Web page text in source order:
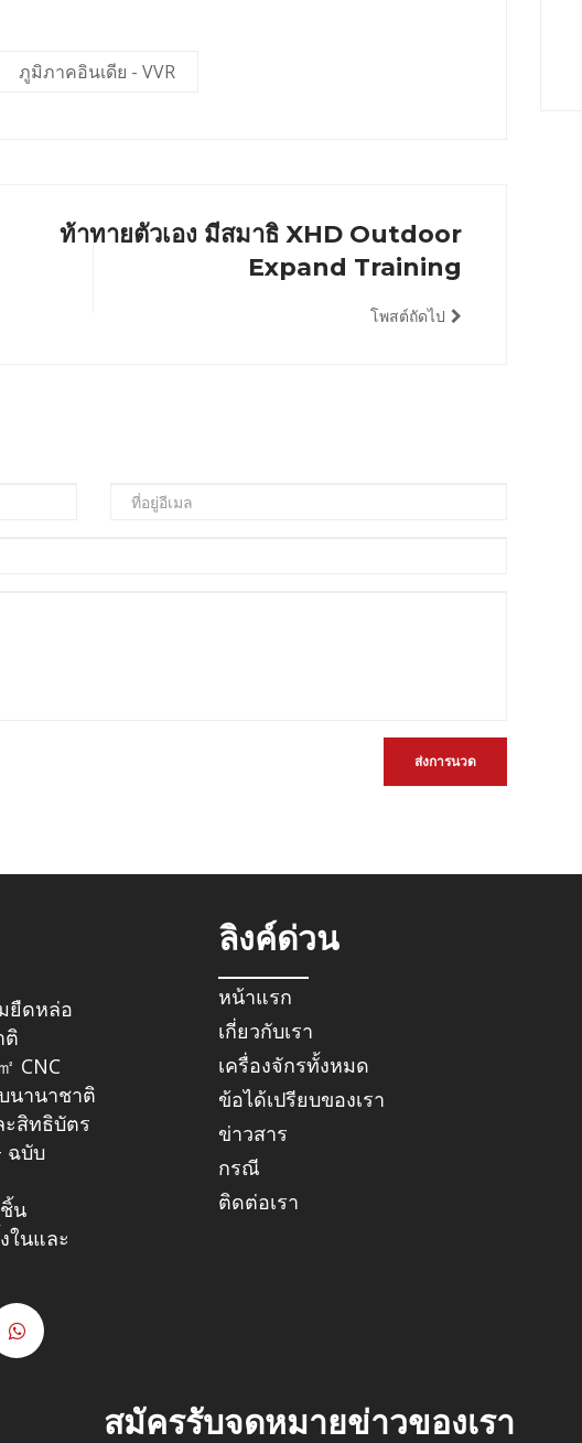
ภูมิภาคอินเดีย - VVR
ท้าทายตัวเอง มีสมาธิ XHD Outdoor
Expand Training
โพสต์ถัดไป
ส่งการนวด
ยืดหล่อ
ติ
CNC
นานาชาติ
ะสิทธิบัตร
ฉบับ
น
ในและ
ลิงค์ด่วน
หน้าแรก
เกี่ยวกับเรา
เครื่องจักรทั้งหมด
ข้อได้เปรียบของเรา
ข่าวสาร
กรณี
ติดต่อเรา
สมัครรับจดหมายข่าวของเรา